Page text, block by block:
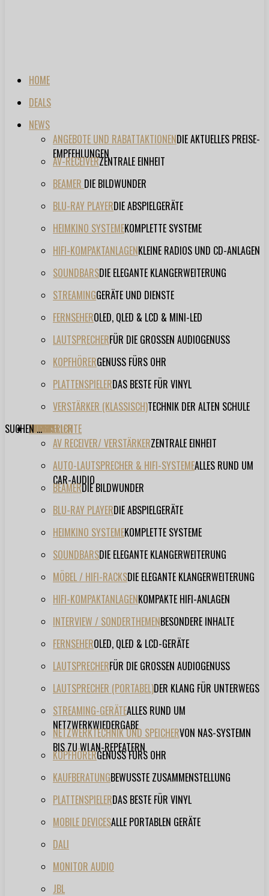
HOME
DEALS
NEWS
ANGEBOTE UND RABATTAKTIONENDIE AKTUELLES PREISE-
EMPFEHLUNGEN
AV-RECEIVERZENTRALE EINHEIT
BEAMER DIE BILDWUNDER
BLU-RAY PLAYERDIE ABSPIELGERÄTE
HEIMKINO SYSTEMEKOMPLETTE SYSTEME
HIFI-KOMPAKTANLAGENKLEINE RADIOS UND CD-ANLAGEN
SOUNDBARSDIE ELEGANTE KLANGERWEITERUNG
STREAMINGGERÄTE UND DIENSTE
FERNSEHEROLED, QLED & LCD & MINI-LED
LAUTSPRECHERFÜR DIE GROSSEN AUDIOGENUSS
KOPFHÖRERGENUSS FÜRS OHR
PLATTENSPIELERDAS BESTE FÜR VINYL
VERSTÄRKER (KLASSISCH)TECHNIK DER ALTEN SCHULE
TESTBERICHTE
AV RECEIVER/ VERSTÄRKERZENTRALE EINHEIT
AUTO-LAUTSPRECHER & HIFI-SYSTEMEALLES RUND UM
CAR-AUDIO
BEAMERDIE BILDWUNDER
BLU-RAY PLAYERDIE ABSPIELGERÄTE
HEIMKINO SYSTEMEKOMPLETTE SYSTEME
SOUNDBARSDIE ELEGANTE KLANGERWEITERUNG
MÖBEL / HIFI-RACKSDIE ELEGANTE KLANGERWEITERUNG
HIFI-KOMPAKTANLAGENKOMPAKTE HIFI-ANLAGEN
INTERVIEW / SONDERTHEMENBESONDERE INHALTE
FERNSEHEROLED, QLED & LCD-GERÄTE
LAUTSPRECHERFÜR DIE GROSSEN AUDIOGENUSS
LAUTSPRECHER (PORTABEL)DER KLANG FÜR UNTERWEGS
STREAMING-GERÄTEALLES RUND UM
NETZWERKWIEDERGABE
NETZWERKTECHNIK UND SPEICHERVON NAS-SYSTEMN
BIS ZU WLAN-REPEATERN
KOPFHÖRERGENUSS FÜRS OHR
KAUFBERATUNGBEWUSSTE ZUSAMMENSTELLUNG
PLATTENSPIELERDAS BESTE FÜR VINYL
MOBILE DEVICESALLE PORTABLEN GERÄTE
FORUM
FILME
VIDEOS
HERSTELLER
DALI
MONITOR AUDIO
JBL
EVENT
SUCHEN ...